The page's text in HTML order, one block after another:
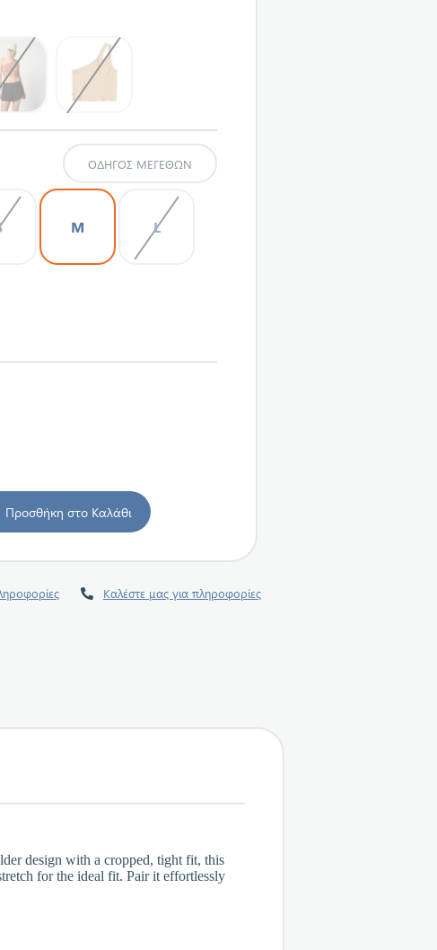
ΟΔΗΓΌΣ ΜΕΓΕΘΏΝ
M L
Καλέστε μας για πληροφορίες
design with a cropped, tight fit, this
for the ideal fit. Pair it effortlessly